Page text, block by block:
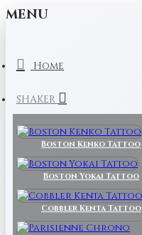
MENU
Home
SHAKER
Boston Kenko Tattoo
Boston Yokai Tattoo
Cobbler Kenta Tattoo